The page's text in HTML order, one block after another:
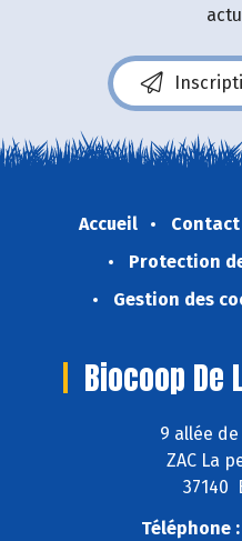
Accueil Contact
Protection
Gestion des
Biocoop De
9 allée
ZAC La
37140
Téléphone :